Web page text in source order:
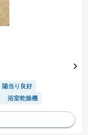
陽当り良好
浴室乾燥機